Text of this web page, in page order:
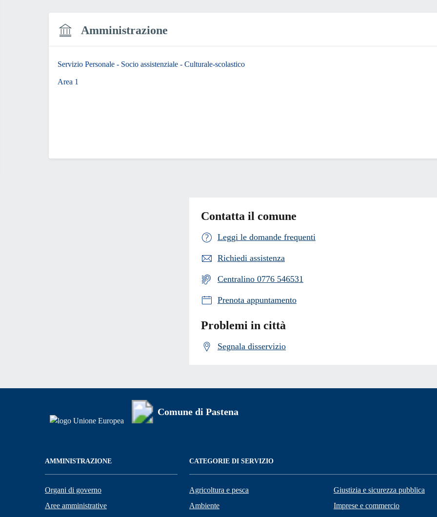
Amministrazione
Servizio Personale - Socio assistenziale - Culturale-scolastico
Area 1
Contatta il comune
Leggi le domande frequenti
Richiedi assistenza
Centralino 0776 546531
Prenota appuntamento
Problemi in città
Segnala disservizio
Comune di Pastena
AMMINISTRAZIONE
Organi di governo
Aree amministrative
CATEGORIE DI SERVIZIO
Agricoltura e pesca
Ambiente
Giustizia e sicurezza pubblica
Imprese e commercio